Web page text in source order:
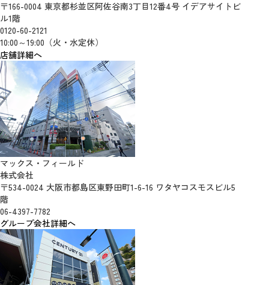
〒166-0004 東京都杉並区阿佐谷南3丁目12番4号 イデアサイトビ
ル1階
0120-60-2121
10:00～19:00（火・水定休）
店舗詳細へ
マックス・フィールド
株式会社
〒534-0024 大阪市都島区東野田町1-6-16 ワタヤコスモスビル5
階
06-4397-7782
グループ会社詳細へ